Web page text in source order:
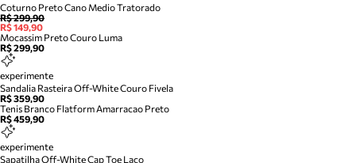
Coturno Preto Cano Medio Tratorado
R$ 299,90
R$ 149,90
Mocassim Preto Couro Luma
R$ 299,90
experimente
Sandalia Rasteira Off-White Couro Fivela
R$ 359,90
Tenis Branco Flatform Amarracao Preto
R$ 459,90
experimente
Sapatilha Off-White Cap Toe Laco